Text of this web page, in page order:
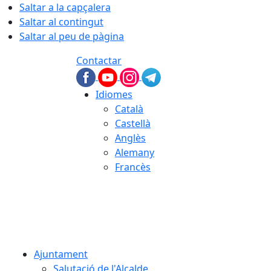
Saltar a la capçalera
Saltar al contingut
Saltar al peu de pàgina
Contactar
Idiomes
Català
Castellà
Anglès
Alemany
Francès
Ajuntament